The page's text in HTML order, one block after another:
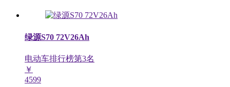
绿源S70 72V26Ah
电动车排行榜第3名
￥
4599